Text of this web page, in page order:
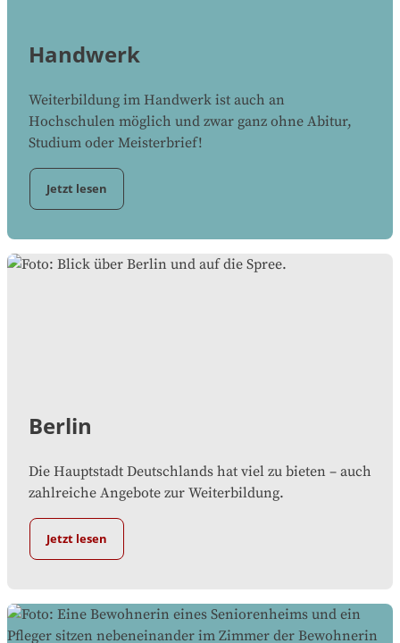
Handwerk
Weiterbildung im Handwerk ist auch an
Hochschulen möglich und zwar ganz ohne Abitur,
Studium oder Meisterbrief!
Jetzt lesen
Berlin
Die Hauptstadt Deutschlands hat viel zu bieten – auch
zahlreiche Angebote zur Weiterbildung.
Jetzt lesen